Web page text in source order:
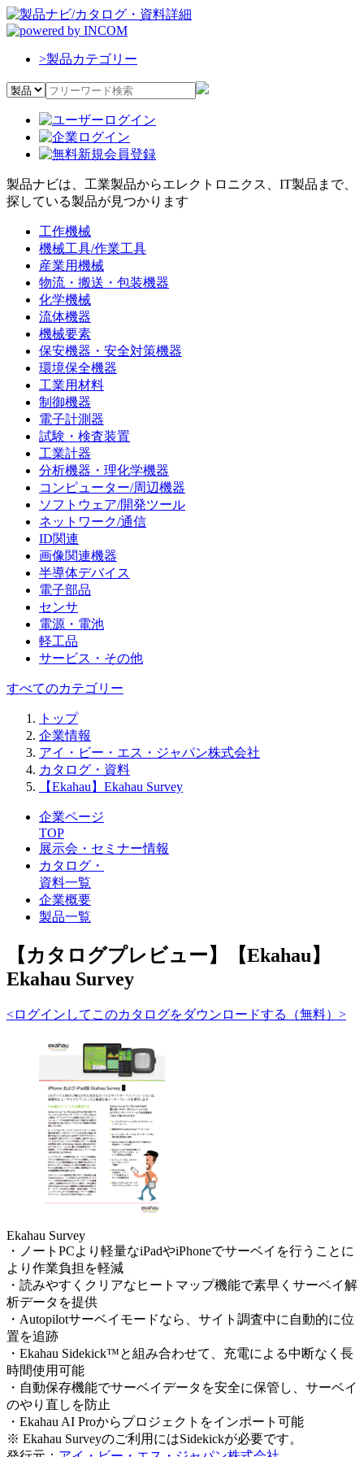
>製品カテゴリー
製品ナビは、工業製品からエレクトロニクス、IT製品まで、
探している製品が見つかります
工作機械
機械工具/作業工具
産業用機械
物流・搬送・包装機器
化学機械
流体機器
機械要素
保安機器・安全対策機器
環境保全機器
工業用材料
制御機器
電子計測器
試験・検査装置
工業計器
分析機器・理化学機器
コンピューター/周辺機器
ソフトウェア/開発ツール
ネットワーク/通信
ID関連
画像関連機器
半導体デバイス
電子部品
センサ
電源・電池
軽工品
サービス・その他
すべてのカテゴリー
トップ
企業情報
アイ・ビー・エス・ジャパン株式会社
カタログ・資料
【Ekahau】Ekahau Survey
企業ページ
TOP
展示会・セミナー情報
カタログ・
資料一覧
企業概要
製品一覧
【カタログプレビュー】【Ekahau】
Ekahau Survey
<ログインしてこのカタログをダウンロードする（無料）>
Ekahau Survey
・ノートPCより軽量なiPadやiPhoneでサーベイを行うことに
より作業負担を軽減
・読みやすくクリアなヒートマップ機能で素早くサーベイ解
析データを提供
・Autopilotサーベイモードなら、サイト調査中に自動的に位
置を追跡
・Ekahau Sidekick™と組み合わせて、充電による中断なく長
時間使用可能
・自動保存機能でサーベイデータを安全に保管し、サーベイ
のやり直しを防止
・Ekahau AI Proからプロジェクトをインポート可能
※ Ekahau Surveyのご利用にはSidekickが必要です。